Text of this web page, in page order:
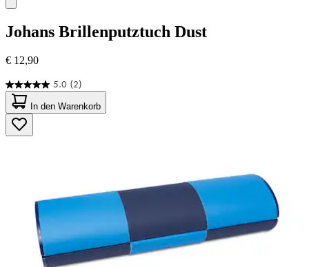
Johans Brillenputztuch Dust
€ 12,90
5.0 (2)
5.0
von
5
Sternen.
2
In den Warenkorb